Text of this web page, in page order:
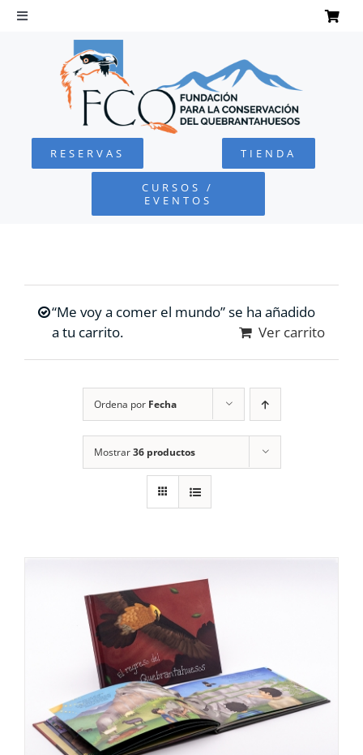
Saltar
Toggle
Navigation
QUEBRANTAHUESOS
FUNDACIÓN
RESERVAS TIENDA
CURSOS /
EVENTOS
“Me voy a comer el mundo” se ha añadido
a tu carrito.
Ver carrito
Ordena por Fecha
Mostrar36 productos